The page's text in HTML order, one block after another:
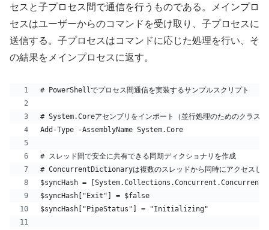
セスと子プロセス間で通信を行うものである。メインプロ
セスはユーザーからのコマンドを受け取り、子プロセスに
送信する。子プロセスはコマンドに応じた処理を行い、そ
の結果をメインプロセスに返す。
# PowerShellでプロセス間通信を実装するサンプルスクリプト
# System.Coreアセンブリをインポート（並行処理のためのクラスを
Add-Type -AssemblyName System.Core
# スレッド間で安全に共有できる同期ディクショナリを作成
# ConcurrentDictionaryは複数のスレッドから同時にアクセスし
$syncHash =
$syncHash["Exit"] = $false
$syncHash["PipeStatus"] = "Initializing"